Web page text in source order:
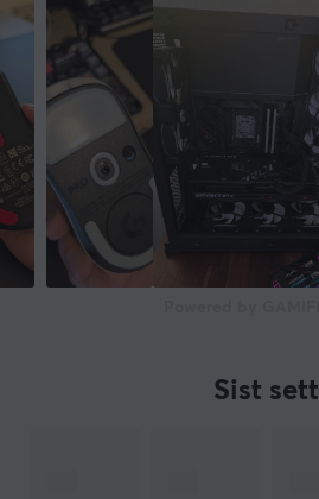
Sist sett